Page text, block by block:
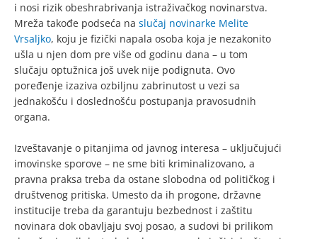
i nosi rizik obeshrabrivanja istraživačkog novinarstva.
Mreža takođe podseća na slučaj novinarke Melite
Vrsaljko, koju je fizički napala osoba koja je nezakonito
ušla u njen dom pre više od godinu dana – u tom
slučaju optužnica još uvek nije podignuta. Ovo
poređenje izaziva ozbiljnu zabrinutost u vezi sa
jednakošću i doslednošću postupanja pravosudnih
organa.
Izveštavanje o pitanjima od javnog interesa – uključujući
imovinske sporove – ne sme biti kriminalizovano, a
pravna praksa treba da ostane slobodna od političkog i
društvenog pritiska. Umesto da ih progone, državne
institucije treba da garantuju bezbednost i zaštitu
novinara dok obavljaju svoj posao, a sudovi bi prilikom